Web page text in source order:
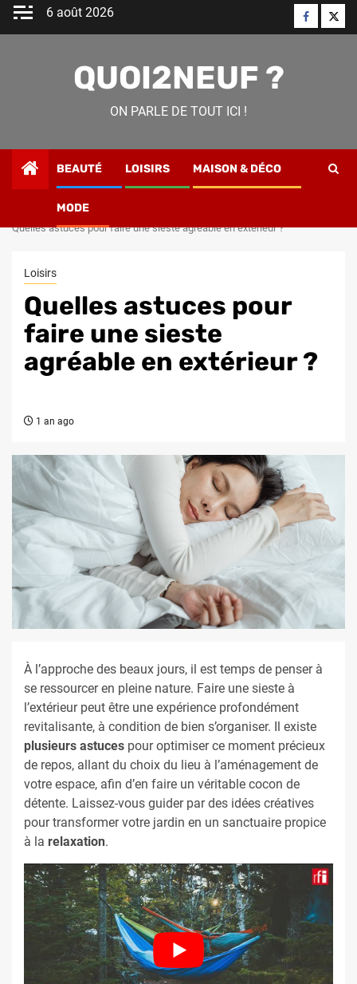
Skip
6 août 2026 Facebook
QUOI2NEUF ?
ON PARLE DE TOUT ICI !
BEAUTÉ LOISIRS MAISON & DÉCO
MODE
Loisirs
Quelles astuces pour faire une sieste agréable en extérieur ?
Loisirs
Quelles astuces pour
faire une sieste
agréable en extérieur ?
1 an ago
À l’approche des beaux jours, il est temps de penser à
se ressourcer en pleine nature. Faire une sieste à
l’extérieur peut être une expérience profondément
revitalisante, à condition de bien s’organiser. Il existe
plusieurs astuces pour optimiser ce moment précieux
de repos, allant du choix du lieu à l’aménagement de
votre espace, afin d’en faire un véritable cocon de
détente. Laissez-vous guider par des idées créatives
pour transformer votre jardin en un sanctuaire propice
à la relaxation.